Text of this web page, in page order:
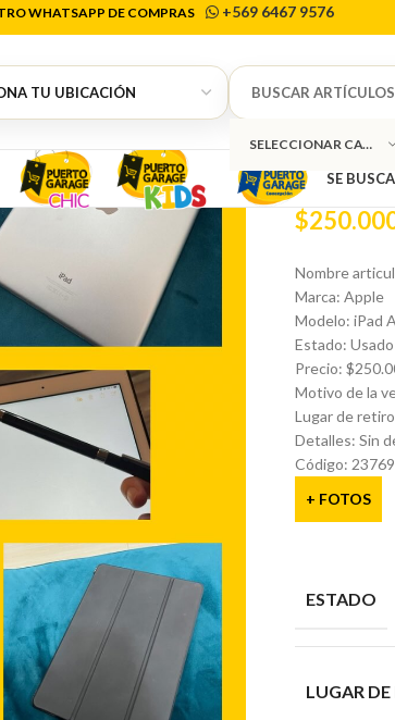
WHATSAPP DE COMPRAS +569 6467 9576
SELECCIONAR CATEGORÍA
SE BUSCA
Inicio
0
iPad
$
Nombre
Marca: Apple
Modelo: iPad
Estado: Usado
Precio:
Motivo de la
Lugar de
Detalles: Sin
Código: 23769
+ FOTOS
ESTADO
LUGAR DE